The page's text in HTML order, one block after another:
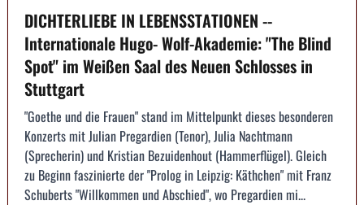
DICHTERLIEBE IN LEBENSSTATIONEN --
Internationale Hugo- Wolf-Akademie: "The Blind
Spot" im Weißen Saal des Neuen Schlosses in
Stuttgart
"Goethe und die Frauen" stand im Mittelpunkt dieses besonderen
Konzerts mit Julian Pregardien (Tenor), Julia Nachtmann
(Sprecherin) und Kristian Bezuidenhout (Hammerflügel). Gleich
zu Beginn faszinierte der "Prolog in Leipzig: Käthchen" mit Franz
Schuberts "Willkommen und Abschied", wo Pregardien mi...